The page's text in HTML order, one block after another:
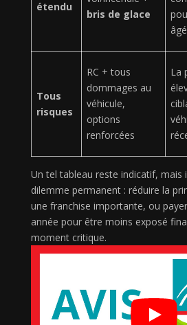
étendu
bris de glace
Tous
risques
RC + tous
dommages au
véhicule,
options
renforcées
La
Un tel tableau reste indicatif, mais
dilemme permanent : réduire la
une franchise importante, ou
année pour être moins exposé
moment critique.